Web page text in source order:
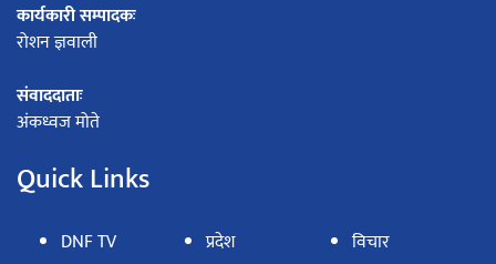
कार्यकारी सम्पादकः
रोशन ज्ञवाली
संवाददाताः
अंकध्वज मोते
Quick Links
DNF TV
प्रदेश
विचार